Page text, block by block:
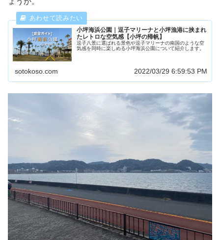
小坪海浜公園｜逗子マリーナと小坪漁港に挟まれ
たレトロな空気感【小坪の帰帆】
逗子八景に選ばれる景色や逗子マリーナの南国のような空
気感を同時に楽しめる小坪海浜公園について紹介します。
sotokoso.com 2022/03/29 6:59:53 PM